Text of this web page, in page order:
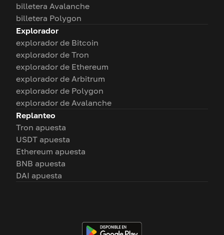
billetera Avalanche
billetera Polygon
Explorador
explorador de Bitcoin
explorador de Tron
explorador de Ethereum
explorador de Arbitrum
explorador de Polygon
explorador de Avalanche
Replanteo
Tron apuesta
USDT apuesta
Ethereum apuesta
BNB apuesta
DAI apuesta